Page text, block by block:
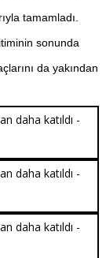
tamamladı.
sonunda
da yakından